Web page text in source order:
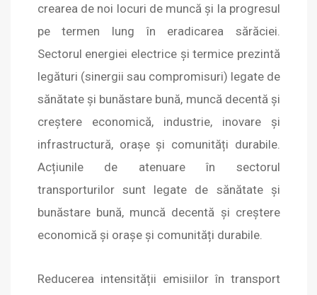
crearea de noi locuri de muncă și la progresul
pe termen lung în eradicarea sărăciei.
Sectorul energiei electrice și termice prezintă
legături (sinergii sau compromisuri) legate de
sănătate și bunăstare bună, muncă decentă și
creștere economică, industrie, inovare și
infrastructură, orașe și comunități durabile.
Acțiunile de atenuare în sectorul
transporturilor sunt legate de sănătate și
bunăstare bună, muncă decentă și creștere
economică și orașe și comunități durabile.
Reducerea intensității emisiilor în transport